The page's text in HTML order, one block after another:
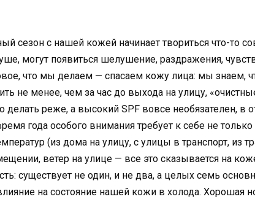
сезон с нашей кожей начинает твориться что-то
могут появиться шелушение, раздражения,
что мы делаем — спасаем кожу лица: мы знаем,
не менее, чем за час до выхода на улицу,
делать реже, а высокий SPF вовсе необязателен, в
года особого внимания требует к себе не
(из дома на улицу, с улицы в транспорт, из
ветер на улице — все это сказывается на
существует не один, и не два, а целых семь
на состояние нашей кожи в холода. Хорошая